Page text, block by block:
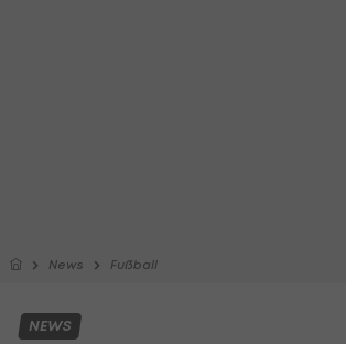
News Fußball
NEWS